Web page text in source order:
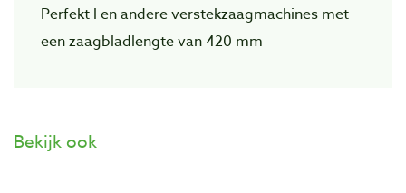
Perfekt l en andere verstekzaagmachines met
een zaagbladlengte van 420 mm
Bekijk ook